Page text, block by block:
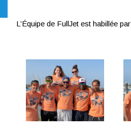
L’Équipe de FullJet est habillée par